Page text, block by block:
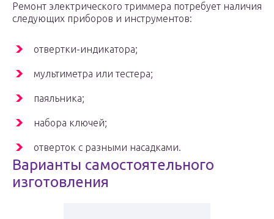
Ремонт электрического триммера потребует наличия
следующих приборов и инструментов:
отвертки-индикатора;
мультиметра или тестера;
паяльника;
набора ключей;
отверток с разными насадками.
Варианты самостоятельного
изготовления